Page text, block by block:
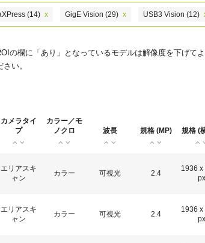
(14) x GigE Vision (29) x USB3 Vision (12)
の欄に「あり」となっているモデルは解像度を下げて
さい。
カメラタイ
プ
カラー／モ
ノクロ
波長 規格 (MP) 規格 (
エリアスキ
ャン
カラー 可視光 2.4
1936 x
px
エリアスキ
ャン
カラー 可視光 2.4
1936 x
px